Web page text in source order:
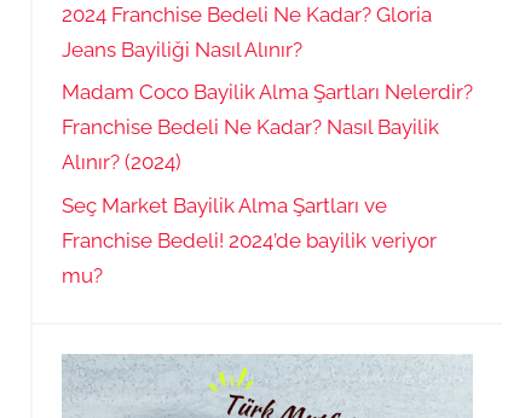
2024 Franchise Bedeli Ne Kadar? Gloria
Jeans Bayiliği Nasıl Alınır?
Madam Coco Bayilik Alma Şartları Nelerdir?
Franchise Bedeli Ne Kadar? Nasıl Bayilik
Alınır? (2024)
Seç Market Bayilik Alma Şartları ve
Franchise Bedeli! 2024’de bayilik veriyor
mu?